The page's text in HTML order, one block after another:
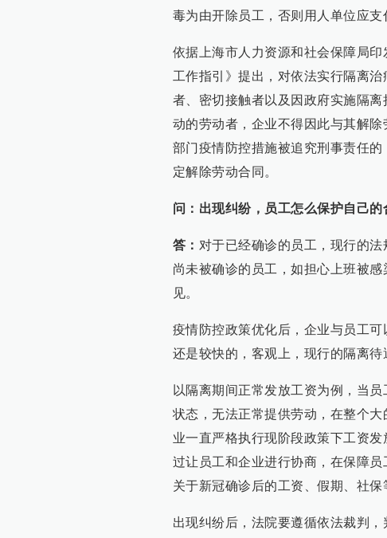
毒为由开除员工，否则用人单位应支
依据上海市人力资源和社会保障局
工作指引》提出，对依法实行隔离
者、密切接触者以及因政府实施隔
动的劳动者，企业不得因此与其解
部门疫情防控措施被追究刑事责任
定解除劳动合同。
问：出现纠纷，员工怎么保护自己的
答： 对于已经确诊的员工，现行的
尚未被确诊的员工，如担心上班被
见。
疫情防控政策优化后，企业与员工
还是较快的，客观上，现行的隔离
以隔离期间正常发放工资为例，当
状态，无法正常提供劳动，在整个
业一直严格执行现阶段政策下工资
过让员工和企业进行协商，在保障
关于新冠确诊后的工资、假期、社保
出现纠纷后，法院要遵循依法裁判